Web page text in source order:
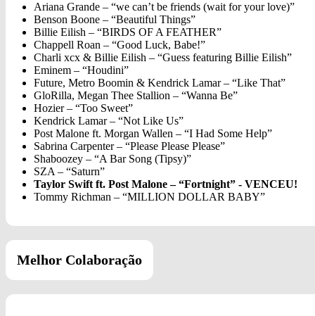
Ariana Grande – “we can’t be friends (wait for your love)”
Benson Boone – “Beautiful Things”
Billie Eilish – “BIRDS OF A FEATHER”
Chappell Roan – “Good Luck, Babe!”
Charli xcx & Billie Eilish – “Guess featuring Billie Eilish”
Eminem – “Houdini”
Future, Metro Boomin & Kendrick Lamar – “Like That”
GloRilla, Megan Thee Stallion – “Wanna Be”
Hozier – “Too Sweet”
Kendrick Lamar – “Not Like Us”
Post Malone ft. Morgan Wallen – “I Had Some Help”
Sabrina Carpenter – “Please Please Please”
Shaboozey – “A Bar Song (Tipsy)”
SZA – “Saturn”
Taylor Swift ft. Post Malone – “Fortnight” - VENCEU!
Tommy Richman – “MILLION DOLLAR BABY”
Melhor Colaboração